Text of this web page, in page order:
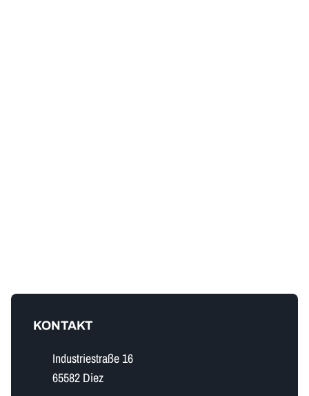
KONTAKT
Industriestraße 16
65582 Diez